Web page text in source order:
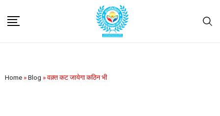
Home »Blog »वक़्त कट जायेगा कठिन भी